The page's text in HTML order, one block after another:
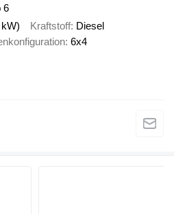
6
Kraftstoff Diesel
6x4